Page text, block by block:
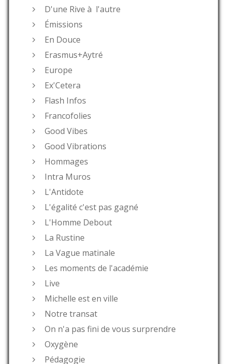
D'une Rive à l'autre
Émissions
En Douce
Erasmus+Aytré
Europe
Ex'Cetera
Flash Infos
Francofolies
Good Vibes
Good Vibrations
Hommages
Intra Muros
L'Antidote
L'égalité c'est pas gagné
L'Homme Debout
La Rustine
La Vague matinale
Les moments de l'académie
Live
Michelle est en ville
Notre transat
On n'a pas fini de vous surprendre
Oxygène
Pédagogie